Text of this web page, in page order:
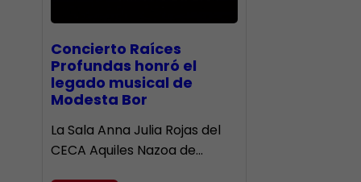
​Concierto Raíces
Profundas honró el
legado musical de
Modesta Bor
La Sala Anna Julia Rojas del
CECA Aquiles Nazoa de…